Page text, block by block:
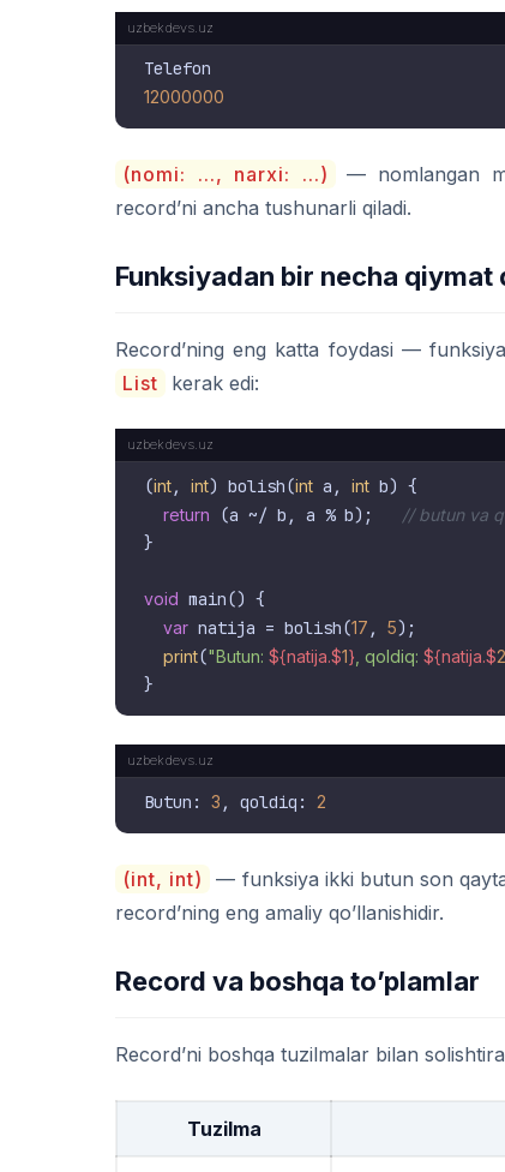
12000000
(nomi: ..., narxi: ...) — nomlangan
record’ni ancha tushunarli qiladi.
Funksiyadan bir necha qiymat
Record’ning eng katta foydasi —
List
kerak edi:
(int, int) bolish(int a, int b) {
return (a ~/ b, a % b); // butun va
}
void main() {
var natija = bolish(17 , 5);
print("Butun: ${natija.$1} , qoldiq: ${natija.$2
Butun: 3 , qoldiq: 2
(int, int) — funksiya ikki butun son
record’ning eng amaliy qo’llanishidir.
Record va boshqa to’plamlar
Record’ni boshqa tuzilmalar bilan
Tuzilma